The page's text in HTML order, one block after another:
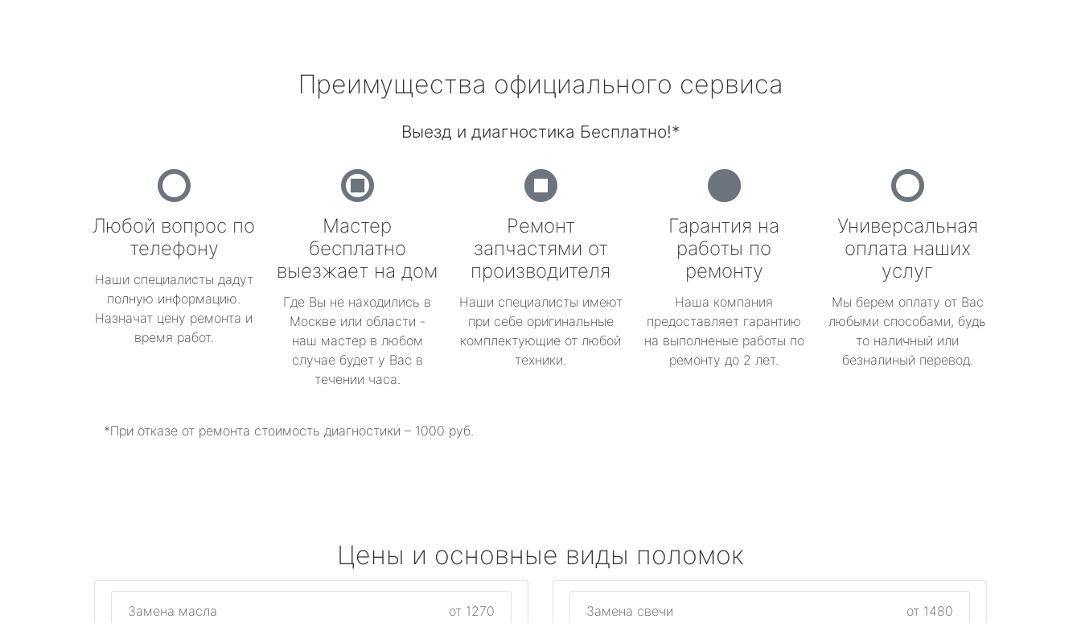
Преимущества официального сервиса
Выезд и диагностика Бесплатно!*
Любой вопрос по
телефону
Наши специалисты дадут
полную информацию.
Назначат цену ремонта и
время работ.
Мастер
бесплатно
выезжает на дом
Где Вы не находились в
Москве или области -
наш мастер в любом
случае будет у Вас в
течении часа.
Ремонт
запчастями от
производителя
Наши специалисты имеют
при себе оригинальные
комплектующие от любой
техники.
Гарантия на
работы по
ремонту
Наша компания
предоставляет гарантию
на выполненые работы по
ремонту до 2 лет.
Универсальная
оплата наших
услуг
Мы берем оплату от Вас
любыми способами, будь
то наличный или
безналиный перевод.
*При отказе от ремонта стоимость диагностики – 1000 руб.
Цены и основные виды поломок
Замена масла от 1270 Замена свечи от 1480